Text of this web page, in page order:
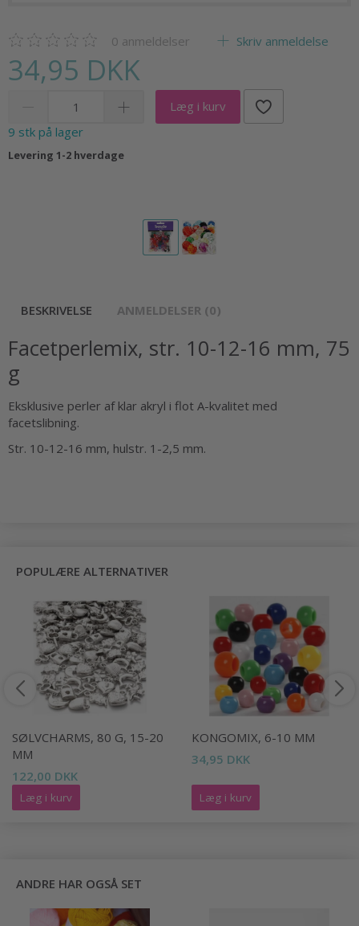
0 anmeldelser Skriv anmeldelse
34,95 DKK
Læg i kurv
9 stk på lager
Levering 1-2 hverdage
BESKRIVELSE ANMELDELSER (0)
Facetperlemix, str. 10-12-16 mm, 75
g
Eksklusive perler af klar akryl i flot A-kvalitet med
facetslibning.
Str. 10-12-16 mm, hulstr. 1-2,5 mm.
POPULÆRE ALTERNATIVER
SØLVCHARMS, 80 G, 15-20
MM
122,00 DKK
Læg i kurv
KONGOMIX, 6-10 MM
34,95 DKK
Læg i kurv
ANDRE HAR OGSÅ SET